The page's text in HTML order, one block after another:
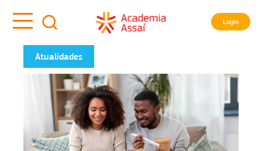
Login
Atualidades